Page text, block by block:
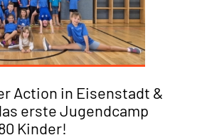
Action in Eisenstadt &
erste Jugendcamp
Kinder!